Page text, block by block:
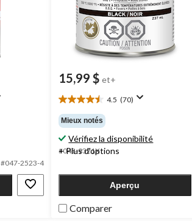
#047-2523-4
15,99 $ et+
4.5 (70)
4.5
étoile(s)
sur
5.
70
Mieux notés
Vérifiez la disponibilité
#048-9321X
+ Plus d'options
Aperçu
Comparer